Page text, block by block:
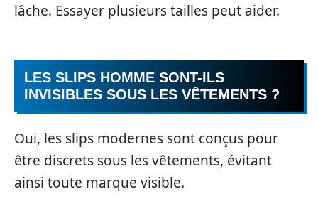
lâche. Essayer plusieurs tailles peut aider.
LES SLIPS HOMME SONT-ILS
INVISIBLES SOUS LES VÊTEMENTS ?
Oui, les slips modernes sont conçus pour
être discrets sous les vêtements, évitant
ainsi toute marque visible.